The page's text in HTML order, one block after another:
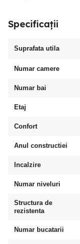
Specificații
Suprafata utila
Numar camere
Numar bai
Etaj
Confort
Anul constructiei
Incalzire
Numar niveluri
Structura de
rezistenta
Numar bucatarii